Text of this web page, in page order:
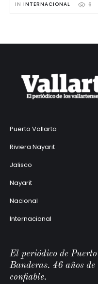
IN INTERNACIONAL 6
Puerto Vallarta
Riviera Nayarit
Jalisco
Nayarit
Nacional
Internacional
El periódico de
Banderas. 46 años de
confiable.